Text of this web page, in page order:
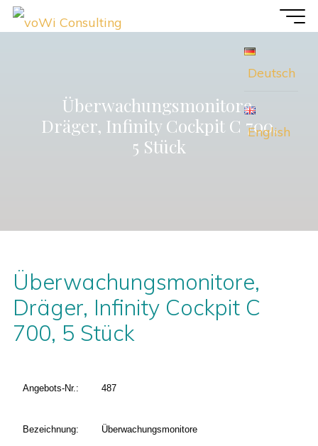
Zum
Inhalt
Deutsch
English
Überwachungsmonitore,
Dräger, Infinity Cockpit C 700,
5 Stück
Überwachungsmonitore,
Dräger, Infinity Cockpit C
700, 5 Stück
Angebots-Nr.: 487
Bezeichnung: Überwachungsmonitore